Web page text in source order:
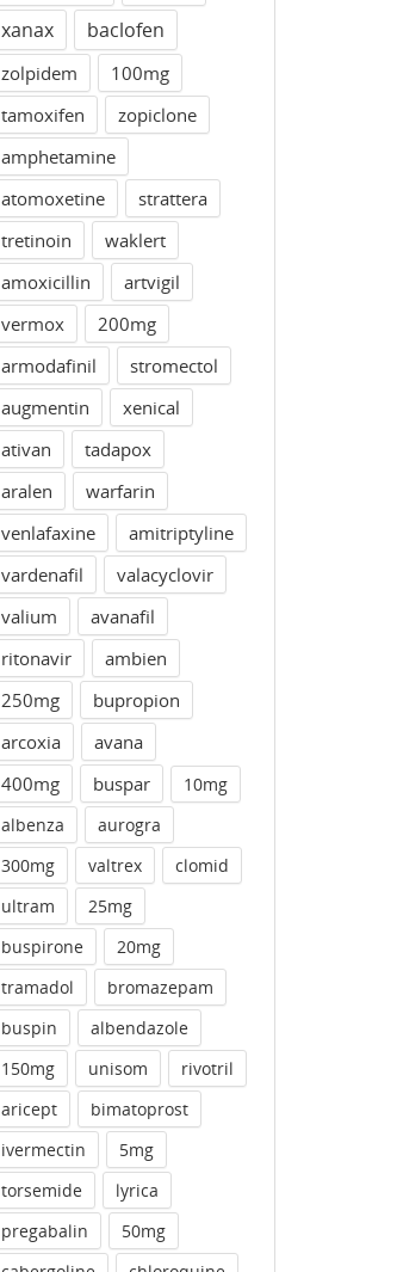
xanax
baclofen
zolpidem
100mg
tamoxifen
zopiclone
amphetamine
atomoxetine
strattera
tretinoin
waklert
amoxicillin
artvigil
vermox
200mg
armodafinil
stromectol
augmentin
xenical
ativan
tadapox
aralen
warfarin
venlafaxine
amitriptyline
vardenafil
valacyclovir
valium
avanafil
ritonavir
ambien
250mg
bupropion
arcoxia
avana
400mg
buspar
10mg
albenza
aurogra
300mg
valtrex
clomid
ultram
25mg
buspirone
20mg
tramadol
bromazepam
buspin
albendazole
150mg
unisom
rivotril
aricept
bimatoprost
ivermectin
5mg
torsemide
lyrica
pregabalin
50mg